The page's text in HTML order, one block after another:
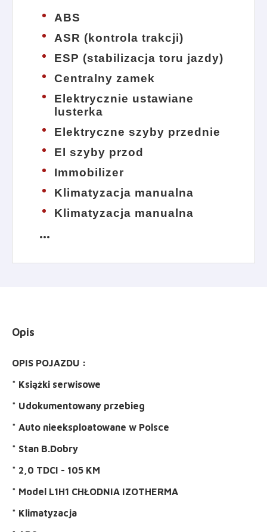
ABS
ASR (kontrola trakcji)
ESP (stabilizacja toru jazdy)
Centralny zamek
Elektrycznie ustawiane
lusterka
Elektryczne szyby przednie
El szyby przod
Immobilizer
Klimatyzacja manualna
Klimatyzacja manualna
more_horiz
Opis
OPIS POJAZDU :
* Książki serwisowe
* Udokumentowany przebieg
* Auto nieeksploatowane w Polsce
* Stan B.Dobry
* 2,0 TDCI - 105 KM
* Model L1H1 CHŁODNIA IZOTHERMA
* Klimatyzacja